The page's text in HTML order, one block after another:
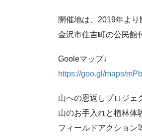
開催地は、2019年より
金沢市住吉町の公民館
Gooleマップ↓
https://goo.gl/maps/
山への恩返しプロジェ
山のお手入れと植林体
フィールドアクション